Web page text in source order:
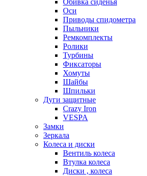
Обивка сиденья
Оси
Приводы спидометра
Пыльники
Ремкомплекты
Ролики
Турбины
Фиксаторы
Хомуты
Шайбы
Шпильки
Дуги защитные
Crazy Iron
VESPA
Замки
Зеркала
Колеса и диски
Вентиль колеса
Втулка колеса
Диски , колеса